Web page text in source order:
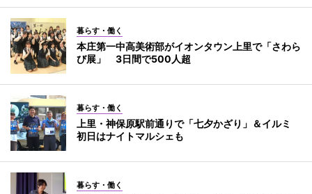
暮らす・働く
本庄第一中高美術部がイオンタウン上里で「さわら
び展」 3日間で500人超
暮らす・働く
上里・神保原駅前通りで「七夕かざり」＆イルミ
初日はナイトマルシェも
暮らす・働く